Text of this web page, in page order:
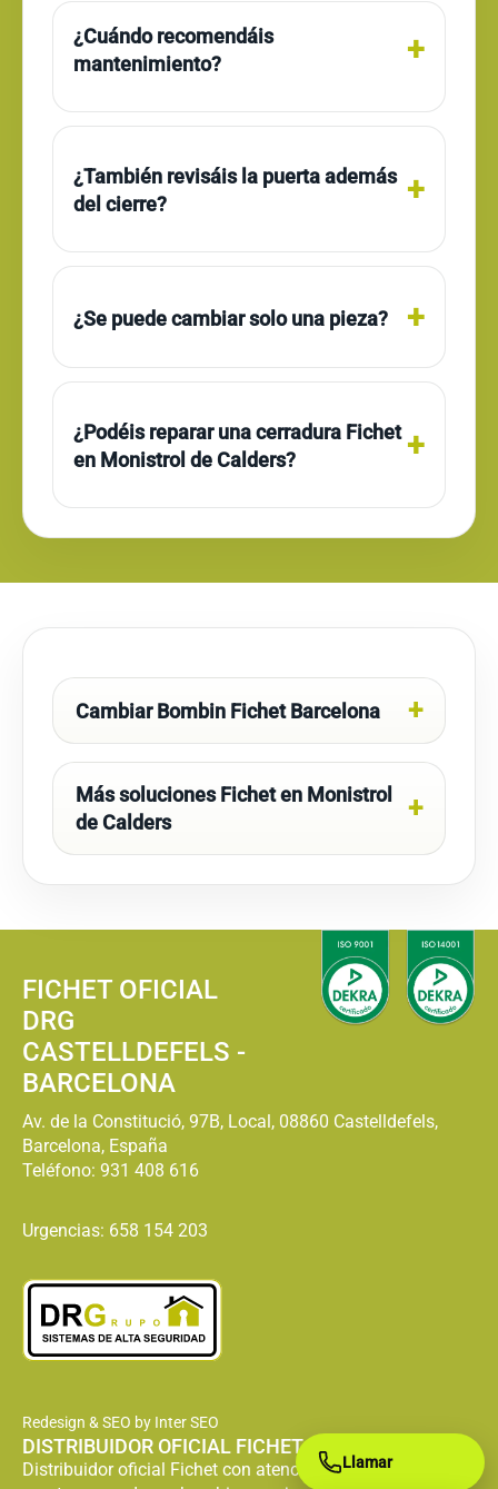
¿Cuándo recomendáis
mantenimiento?
¿También revisáis la puerta además
del cierre?
¿Se puede cambiar solo una pieza?
¿Podéis reparar una cerradura Fichet
en Monistrol de Calders?
Cambiar Bombin Fichet Barcelona
Más soluciones Fichet en Monistrol
de Calders
FICHET OFICIAL
DRG
CASTELLDEFELS -
BARCELONA
Av. de la Constitució, 97B, Local, 08860 Castelldefels,
Barcelona, España
Teléfono: 931 408 616
Urgencias: 658 154 203
Redesign & SEO by Inter SEO
DISTRIBUIDOR OFICIAL FICHET
Distribuidor oficial Fichet con atención especializada en
Llamar